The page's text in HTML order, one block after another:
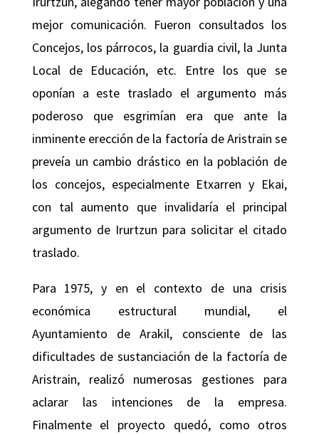
mejor comunicación. Fueron consultados los
Concejos, los párrocos, la guardia civil, la Junta
Local de Educación, etc. Entre los que se
oponían a este traslado el argumento más
poderoso que esgrimían era que ante la
inminente erección de la factoría de Aristrain se
preveía un cambio drástico en la población de
los concejos, especialmente Etxarren y Ekai,
con tal aumento que invalidaría el principal
argumento de Irurtzun para solicitar el citado
traslado.
Para 1975, y en el contexto de una crisis
económica estructural mundial, el
Ayuntamiento de Arakil, consciente de las
dificultades de sustanciación de la factoría de
Aristrain, realizó numerosas gestiones para
aclarar las intenciones de la empresa.
Finalmente el proyecto quedó, como otros